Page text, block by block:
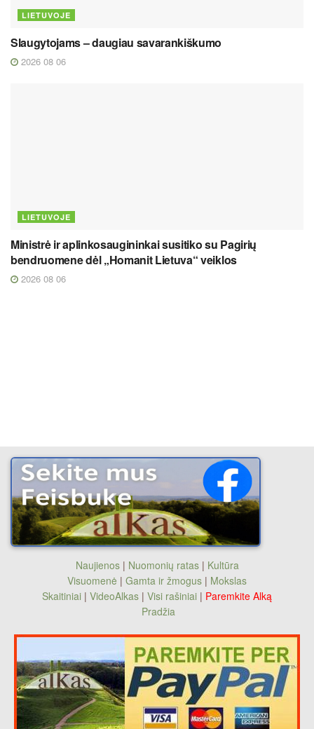
LIETUVOJE
Slaugytojams – daugiau savarankiškumo
2026 08 06
LIETUVOJE
Ministrė ir aplinkosaugininkai susitiko su Pagirių
bendruomene dėl „Homanit Lietuva“ veiklos
2026 08 06
Naujienos| Nuomonių ratas| Kultūra
Visuomenė | Gamta ir žmogus | Mokslas
Skaitiniai | VideoAlkas | Visi rašiniai | Paremkite Alką
Pradžia